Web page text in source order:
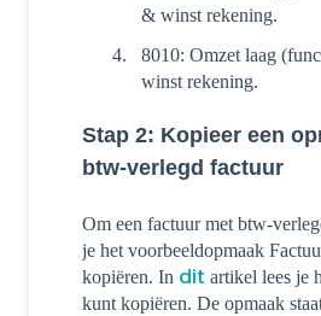
& winst rekening.
8010: Omzet laag
winst rekening.
Stap 2: Kopieer een
btw-verlegd factuur
Om een factuur met btw-
je het voorbeeldopmaak
kopiëren. In dit artikel lees je
kunt kopiëren. De opmaak